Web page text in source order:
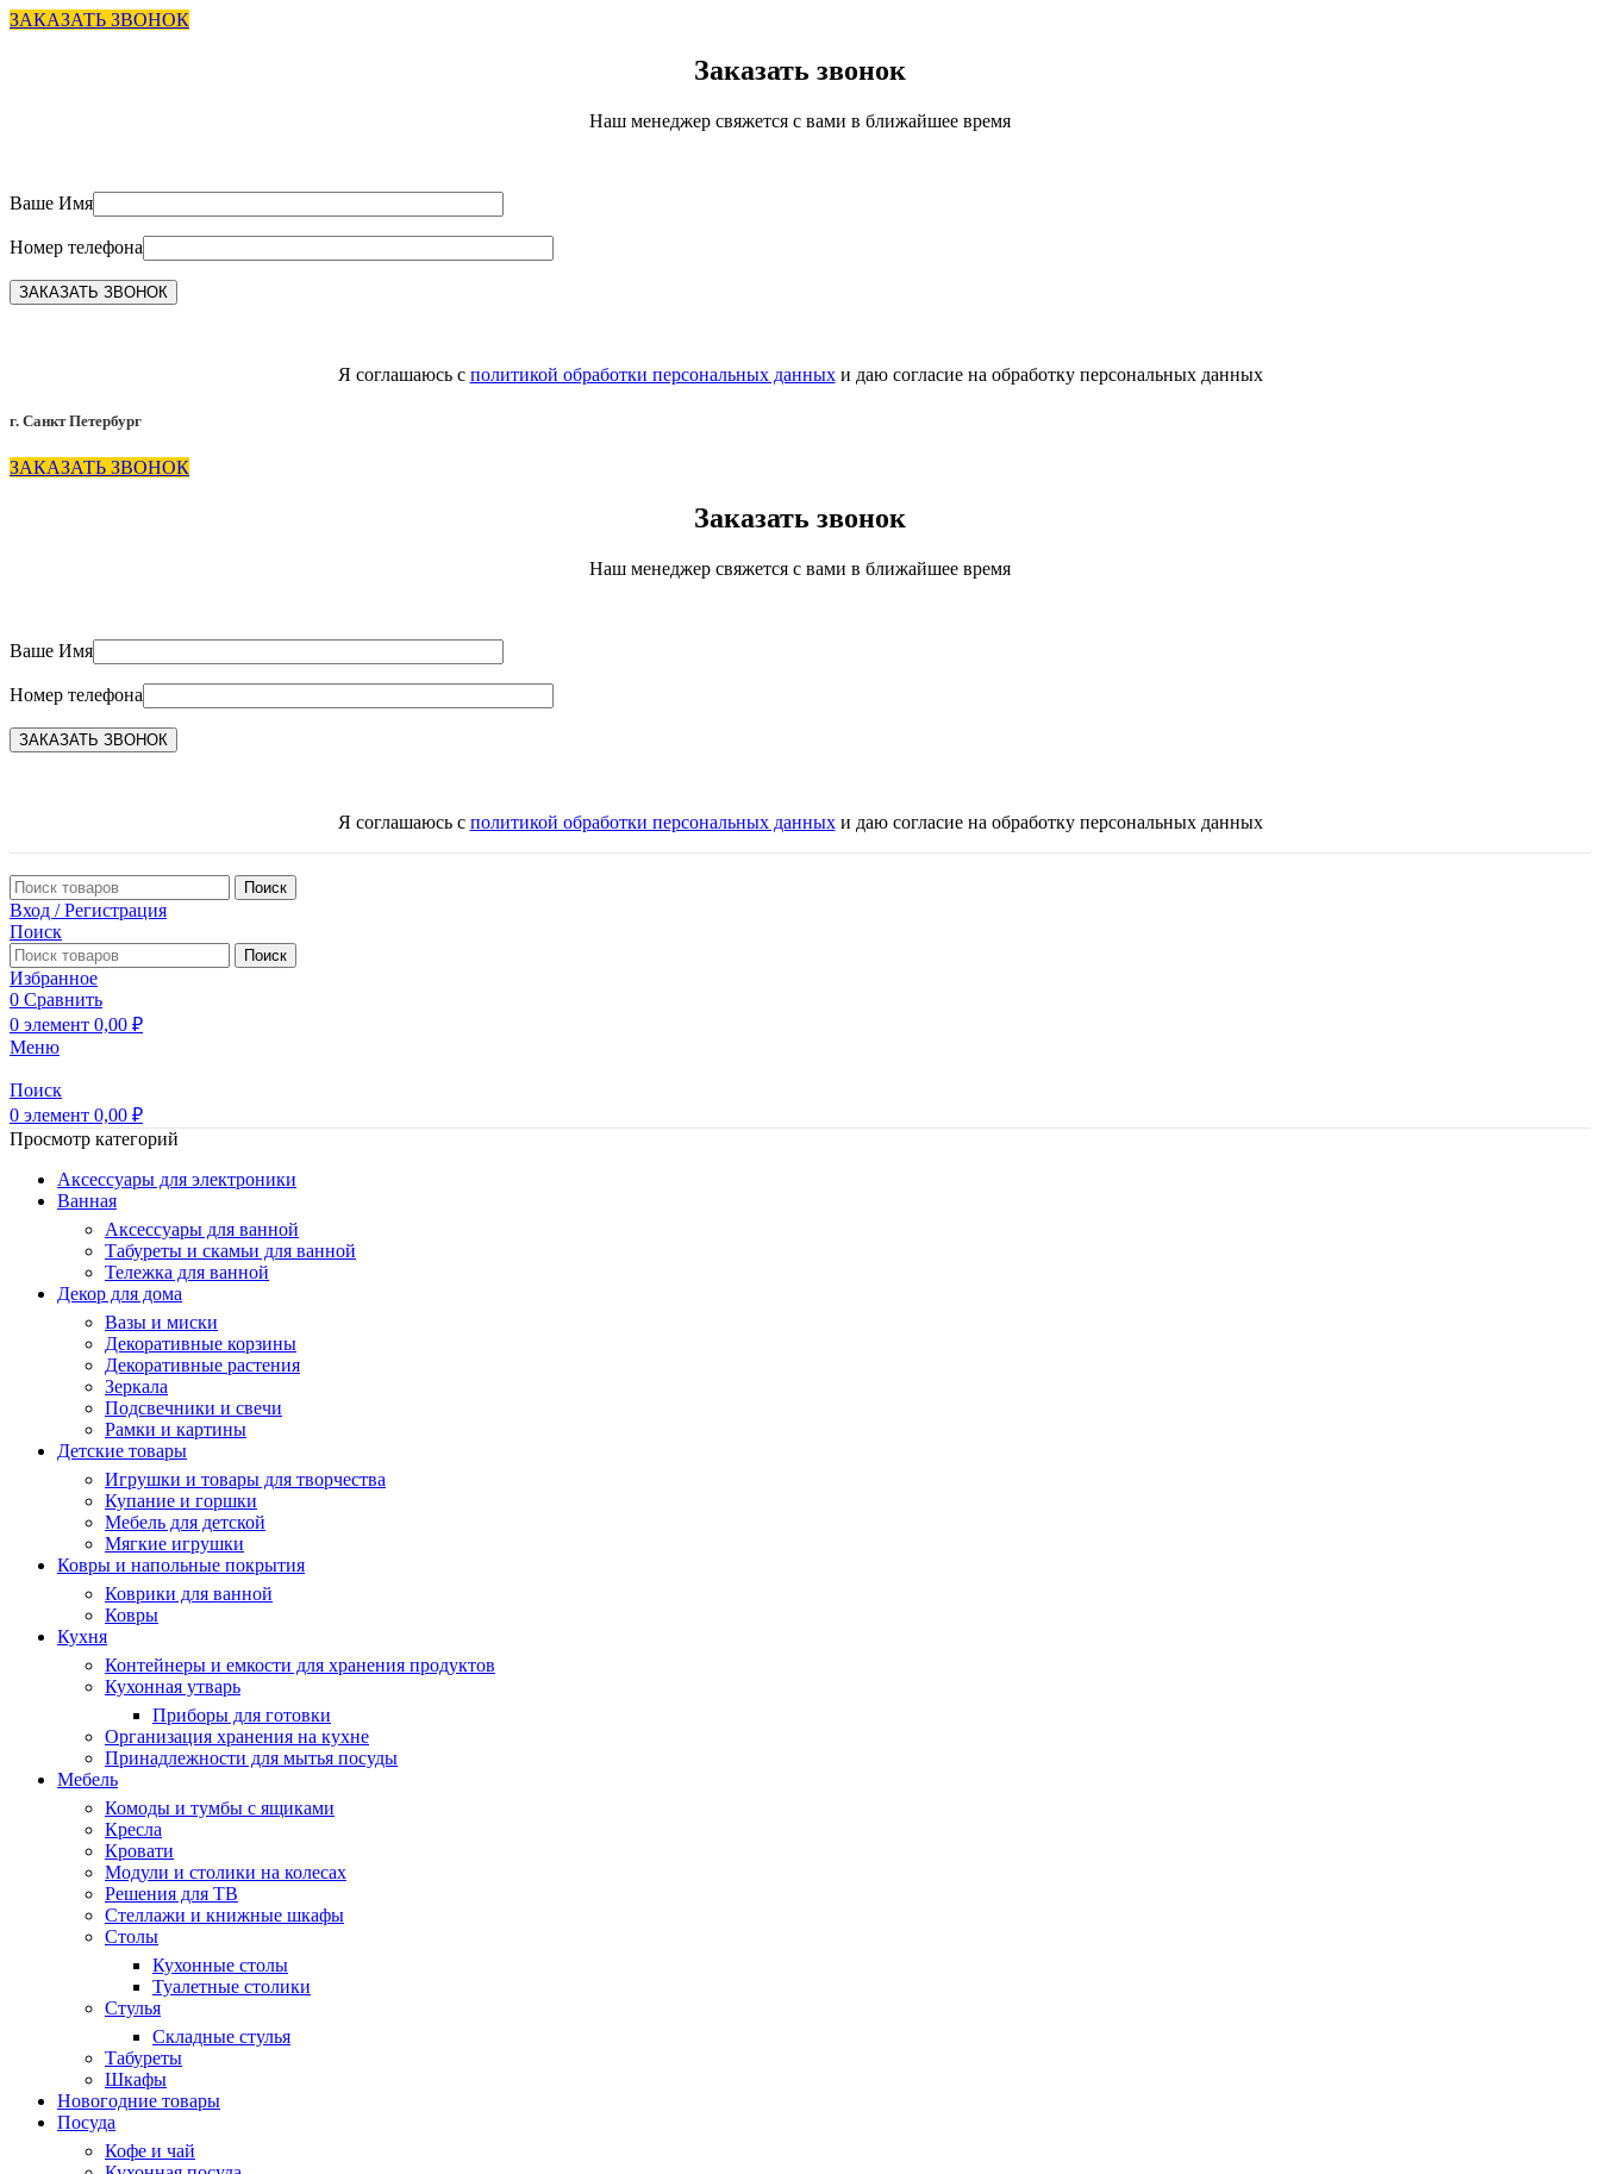
ЗАКАЗАТЬ ЗВОНОК
Заказать звонок
Наш менеджер свяжется с вами в ближайшее время
Ваше Имя
Номер телефона
Я соглашаюсь с политикой обработки персональных данныхи даю согласие на обработку персональных данных
г. Санкт Петербург
ЗАКАЗАТЬ ЗВОНОК
Заказать звонок
Наш менеджер свяжется с вами в ближайшее время
Ваше Имя
Номер телефона
Я соглашаюсь с политикой обработки персональных данныхи даю согласие на обработку персональных данных
Поиск
Вход / Регистрация
Поиск
Поиск
Избранное
0 Сравнить
0 элемент 0,00 ₽
Меню
Поиск
0 элемент 0,00 ₽
Просмотр категорий
Аксессуары для электроники
Ванная
Аксессуары для ванной
Табуреты и скамьи для ванной
Тележка для ванной
Декор для дома
Вазы и миски
Декоративные корзины
Декоративные растения
Зеркала
Подсвечники и свечи
Рамки и картины
Детские товары
Игрушки и товары для творчества
Купание и горшки
Мебель для детской
Мягкие игрушки
Ковры и напольные покрытия
Коврики для ванной
Ковры
Кухня
Контейнеры и емкости для хранения продуктов
Кухонная утварь
Приборы для готовки
Организация хранения на кухне
Принадлежности для мытья посуды
Мебель
Комоды и тумбы с ящиками
Кресла
Кровати
Модули и столики на колесах
Решения для ТВ
Стеллажи и книжные шкафы
Столы
Кухонные столы
Туалетные столики
Стулья
Складные стулья
Табуреты
Шкафы
Новогодние товары
Посуда
Кофе и чай